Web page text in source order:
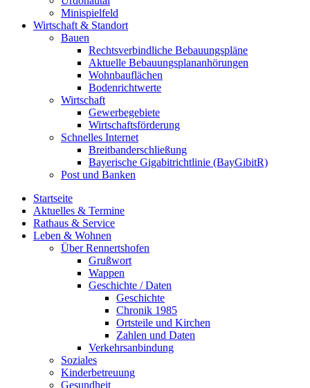
Minispielfeld
Wirtschaft & Standort
Bauen
Rechtsverbindliche Bebauungspläne
Aktuelle Bebauungsplananhörungen
Wohnbauflächen
Bodenrichtwerte
Wirtschaft
Gewerbegebiete
Wirtschaftsförderung
Schnelles Internet
Breitbanderschließung
Bayerische Gigabitrichtlinie (BayGibitR)
Post und Banken
Startseite
Aktuelles & Termine
Rathaus & Service
Leben & Wohnen
Über Rennertshofen
Grußwort
Wappen
Geschichte / Daten
Geschichte
Chronik 1985
Ortsteile und Kirchen
Zahlen und Daten
Verkehrsanbindung
Soziales
Kinderbetreuung
Gesundheit